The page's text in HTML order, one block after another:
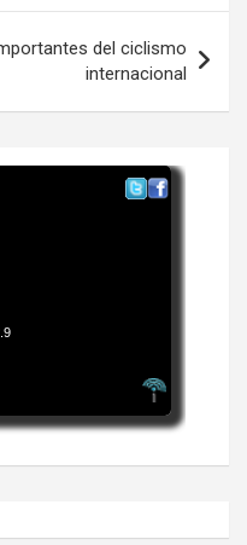
del ciclismo
internacional